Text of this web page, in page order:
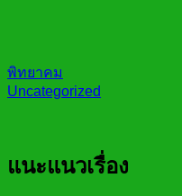
พิทยาคม
Uncategorized
แนะแนวเรื่อง